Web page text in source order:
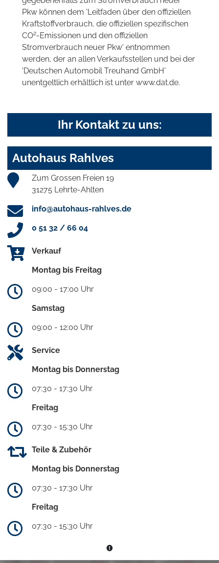
Pkw können dem 'Leitfaden über den offiziellen
Kraftstoffverbrauch, die offiziellen spezifischen
CO2-Emissionen und den offiziellen
Stromverbrauch neuer Pkw' entnommen
werden, der an allen Verkaufsstellen und bei der
'Deutschen Automobil Treuhand GmbH'
unentgeltlich erhältlich ist unter www.dat.de.
Ihr Kontakt zu uns:
Autohaus Rahlves
Zum Grossen Freien 19
31275 Lehrte-Ahlten
info@autohaus-rahlves.de
0 51 32 / 66 04
Verkauf
Montag bis Freitag
09:00 - 17:00 Uhr
Samstag
09:00 - 12:00 Uhr
Service
Montag bis Donnerstag
07:30 - 17:30 Uhr
Freitag
07:30 - 15:30 Uhr
Teile & Zubehör
Montag bis Donnerstag
07:30 - 17:30 Uhr
Freitag
07:30 - 15:30 Uhr